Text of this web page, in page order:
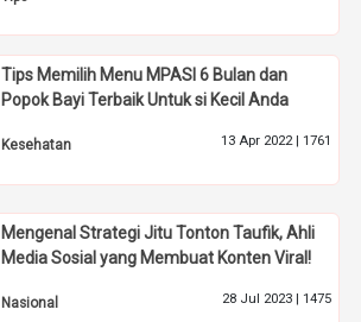
Tips Memilih Menu MPASI 6 Bulan dan
Popok Bayi Terbaik Untuk si Kecil Anda
Kesehatan 13 Apr 2022 | 1761
Mengenal Strategi Jitu Tonton Taufik, Ahli
Media Sosial yang Membuat Konten Viral!
Nasional 28 Jul 2023 | 1475